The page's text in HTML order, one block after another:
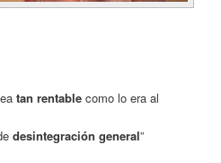
tan rentable como lo era al
desintegración general”